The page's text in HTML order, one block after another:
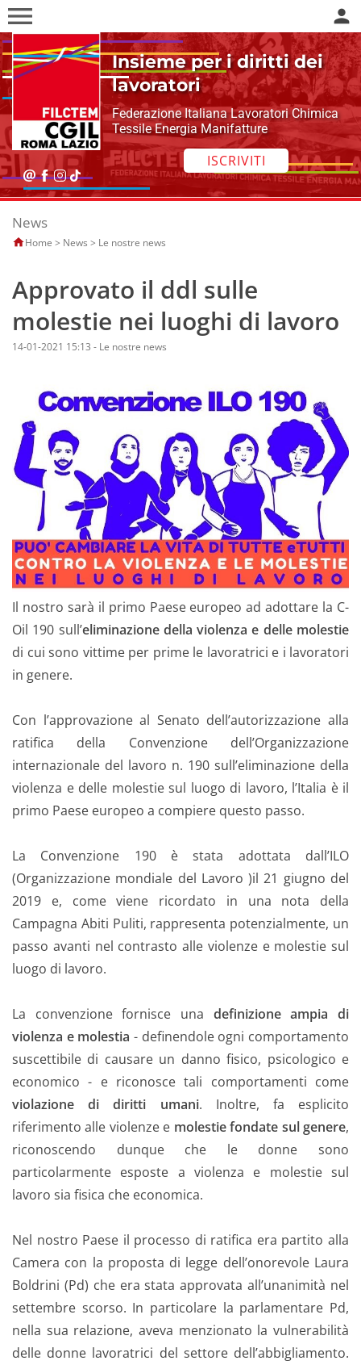
menu person
Insieme per i diritti dei
lavoratori
Federazione Italiana Lavoratori Chimica
Tessile Energia Manifatture
ISCRIVITI
News
Home > News > Le nostre news
Approvato il ddl sulle
molestie nei luoghi di lavoro
14-01-2021 15:13 - Le nostre news
Il nostro sarà il primo Paese europeo ad adottare la C-
Oil 190 sull’eliminazione della violenza e delle molestie
di cui sono vittime per prime le lavoratrici e i lavoratori
in genere.
Con l’approvazione al Senato dell’autorizzazione alla
ratifica della Convenzione dell’Organizzazione
internazionale del lavoro n. 190 sull’eliminazione della
violenza e delle molestie sul luogo di lavoro, l’Italia è il
primo Paese europeo a compiere questo passo.
La Convenzione 190 è stata adottata dall’ILO
(Organizzazione mondiale del Lavoro )il 21 giugno del
2019 e, come viene ricordato in una nota della
Campagna Abiti Puliti, rappresenta potenzialmente, un
passo avanti nel contrasto alle violenze e molestie sul
luogo di lavoro.
La convenzione fornisce una definizione ampia di
violenza e molestia - definendole ogni comportamento
suscettibile di causare un danno fisico, psicologico e
economico - e riconosce tali comportamenti come
violazione di diritti umani. Inoltre, fa esplicito
riferimento alle violenze e molestie fondate sul genere,
riconoscendo dunque che le donne sono
particolarmente esposte a violenza e molestie sul
lavoro sia fisica che economica.
Nel nostro Paese il processo di ratifica era partito alla
Camera con la proposta di legge dell’onorevole Laura
Boldrini (Pd) che era stata approvata all’unanimità nel
settembre scorso. In particolare la parlamentare Pd,
nella sua relazione, aveva menzionato la vulnerabilità
delle donne lavoratrici del settore dell’abbigliamento.